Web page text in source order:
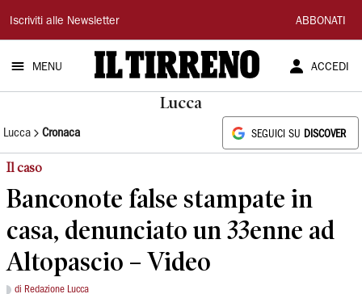
Il
Tirreno
Iscriviti alle Newsletter ABBONATI
MENU ACCEDI
Lucca
Lucca Cronaca SEGUICI SU DISCOVER
Il caso
Banconote false stampate in
casa, denunciato un 33enne ad
Altopascio – Video
di Redazione Lucca